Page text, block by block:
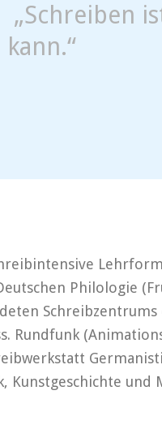
„Schreiben
kann.“
Philologie
Rundfunk
Kunstgeschichte